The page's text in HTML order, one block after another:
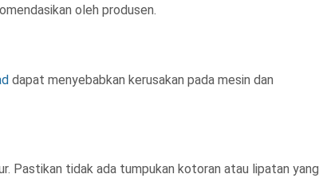
oleh produsen.
dapat menyebabkan kerusakan pada mesin dan
Pastikan tidak ada tumpukan kotoran atau lipatan yang